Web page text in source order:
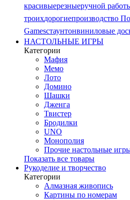
красивыерезныеручной
троихдорогиепроизводство
Gamesстаунтонвиниловые
НАСТОЛЬНЫЕ ИГРЫ
Категории
Мафия
Мемо
Лото
Домино
Шашки
Дженга
Твистер
Бродилки
UNO
Монополия
Прочие настольные
Показать все товары
Рукоделие и творчество
Категории
Алмазная живопись
Картины по номерам